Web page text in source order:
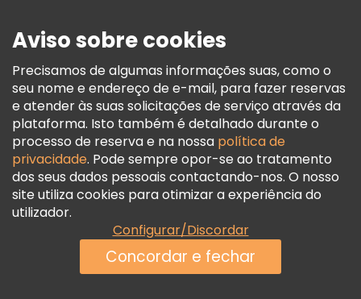
Termos E Informações Legais
Política De Cookies
Freetour Prémios
Programa De Fidelidade
Aviso sobre cookies
Precisamos de algumas informações suas, como o
seu nome e endereço de e-mail, para fazer reservas
e atender às suas solicitações de serviço através da
plataforma. Isto também é detalhado durante o
processo de reserva e na nossa política de
privacidade. Pode sempre opor-se ao tratamento
dos seus dados pessoais contactando-nos. O nosso
site utiliza cookies para otimizar a experiência do
utilizador.
Configurar/Discordar
Concordar e fechar